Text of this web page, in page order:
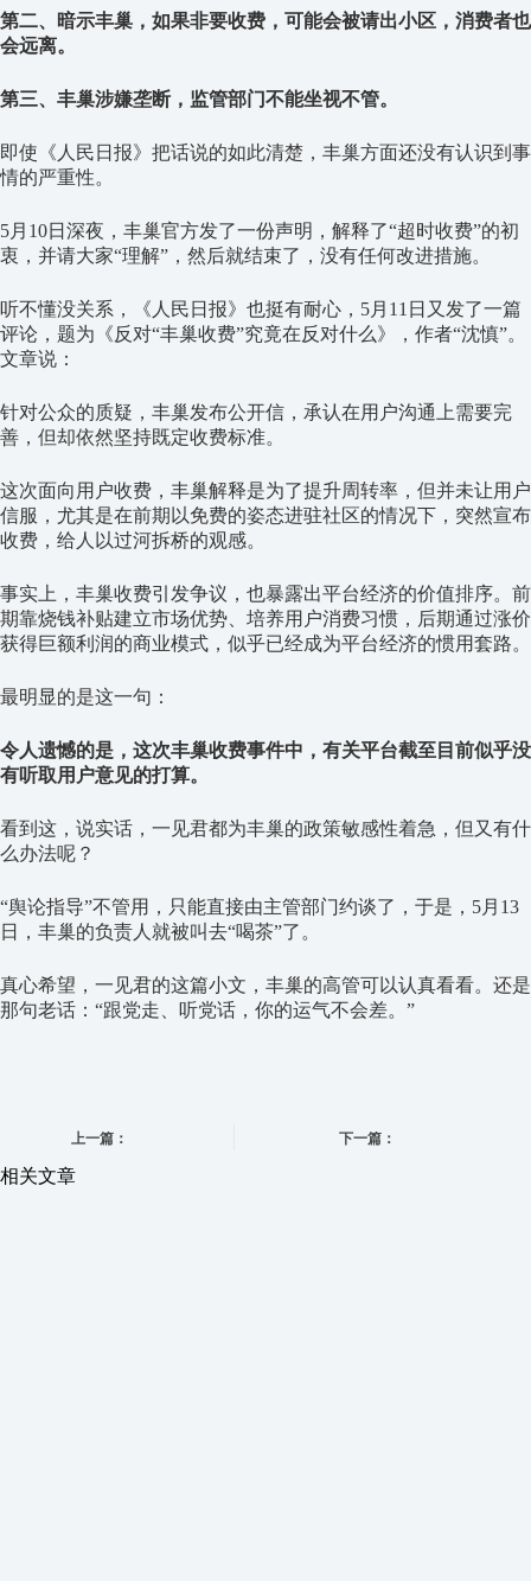
第二、暗示丰巢，如果非要收费，可能会被请出小区，消费者也
会远离。
第三、丰巢涉嫌垄断，监管部门不能坐视不管。
即使《人民日报》把话说的如此清楚，丰巢方面还没有认识到事
情的严重性。
5月10日深夜，丰巢官方发了一份声明，解释了“超时收费”的初
衷，并请大家“理解”，然后就结束了，没有任何改进措施。
听不懂没关系，《人民日报》也挺有耐心，5月11日又发了一篇
评论，题为《反对“丰巢收费”究竟在反对什么》，作者“沈慎”。
文章说：
针对公众的质疑，丰巢发布公开信，承认在用户沟通上需要完
善，但却依然坚持既定收费标准。
这次面向用户收费，丰巢解释是为了提升周转率，但并未让用户
信服，尤其是在前期以免费的姿态进驻社区的情况下，突然宣布
收费，给人以过河拆桥的观感。
事实上，丰巢收费引发争议，也暴露出平台经济的价值排序。前
期靠烧钱补贴建立市场优势、培养用户消费习惯，后期通过涨价
获得巨额利润的商业模式，似乎已经成为平台经济的惯用套路。
最明显的是这一句：
令人遗憾的是，这次丰巢收费事件中，有关平台截至目前似乎没
有听取用户意见的打算。
看到这，说实话，一见君都为丰巢的政策敏感性着急，但又有什
么办法呢？
“舆论指导”不管用，只能直接由主管部门约谈了，于是，5月13
日，丰巢的负责人就被叫去“喝茶”了。
真心希望，一见君的这篇小文，丰巢的高管可以认真看看。还是
那句老话：“跟党走、听党话，你的运气不会差。”
上一篇： 下一篇：
相关文章